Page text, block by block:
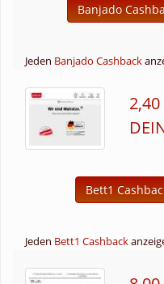
Banjado
Jeden Banjado Cashback
2,40
Bett1
Jeden Bett1 Cashback